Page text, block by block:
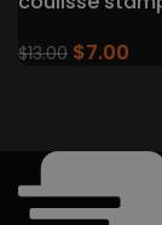
$13.00 $7.00